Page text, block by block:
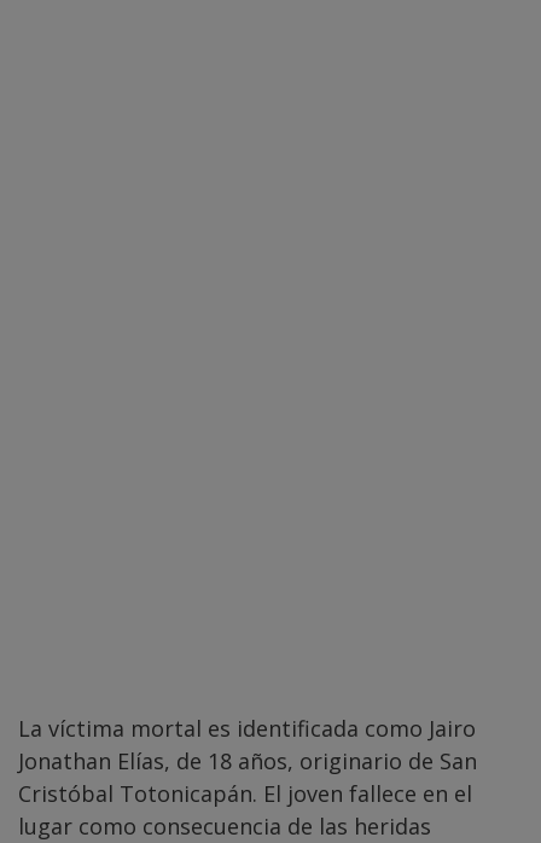
La víctima mortal es identificada como Jairo
Jonathan Elías, de 18 años, originario de San
Cristóbal Totonicapán. El joven fallece en el
lugar como consecuencia de las heridas